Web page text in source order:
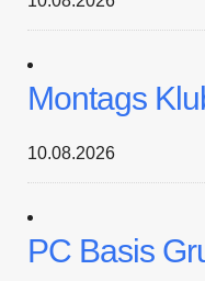
Montags
10.08.2026
PC Basis